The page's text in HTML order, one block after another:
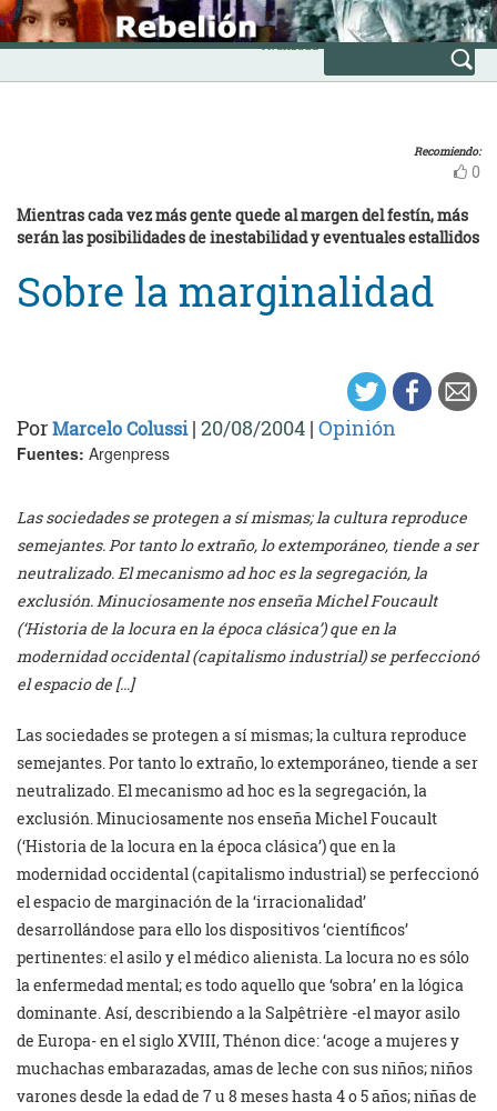
Skip
to
content
INICIO
Avanzada
Recomiendo:
0
Mientras cada vez más gente quede al margen del festín, más
serán las posibilidades de inestabilidad y eventuales estallidos
Sobre la marginalidad
PorMarcelo Colussi| 20/08/2004 | Opinión
Fuentes: Argenpress
Las sociedades se protegen a sí mismas; la cultura reproduce
semejantes. Por tanto lo extraño, lo extemporáneo, tiende a ser
neutralizado. El mecanismo ad hoc es la segregación, la
exclusión. Minuciosamente nos enseña Michel Foucault
(‘Historia de la locura en la época clásica’) que en la
modernidad occidental (capitalismo industrial) se perfeccionó
el espacio de […]
Las sociedades se protegen a sí mismas; la cultura reproduce
semejantes. Por tanto lo extraño, lo extemporáneo, tiende a ser
neutralizado. El mecanismo ad hoc es la segregación, la
exclusión. Minuciosamente nos enseña Michel Foucault
(‘Historia de la locura en la época clásica’) que en la
modernidad occidental (capitalismo industrial) se perfeccionó
el espacio de marginación de la ‘irracionalidad’
desarrollándose para ello los dispositivos ‘científicos’
pertinentes: el asilo y el médico alienista. La locura no es sólo
la enfermedad mental; es todo aquello que ‘sobra’ en la lógica
dominante. Así, describiendo a la Salpêtrière -el mayor asilo
de Europa- en el siglo XVIII, Thénon dice: ‘acoge a mujeres y
muchachas embarazadas, amas de leche con sus niños; niños
varones desde la edad de 7 u 8 meses hasta 4 o 5 años; niñas de